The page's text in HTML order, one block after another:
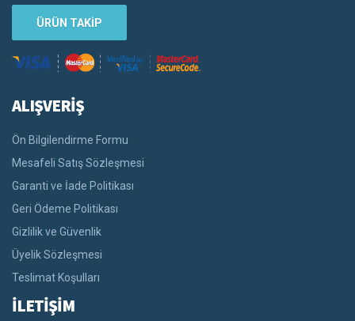
ÜRÜN TAKİP
ALIŞVERİŞ
Ön Bilgilendirme Formu
Mesafeli Satış Sözleşmesi
Garanti ve İade Politikası
Geri Ödeme Politikası
Gizlilik ve Güvenlik
Üyelik Sözleşmesi
Teslimat Koşulları
İLETİŞİM